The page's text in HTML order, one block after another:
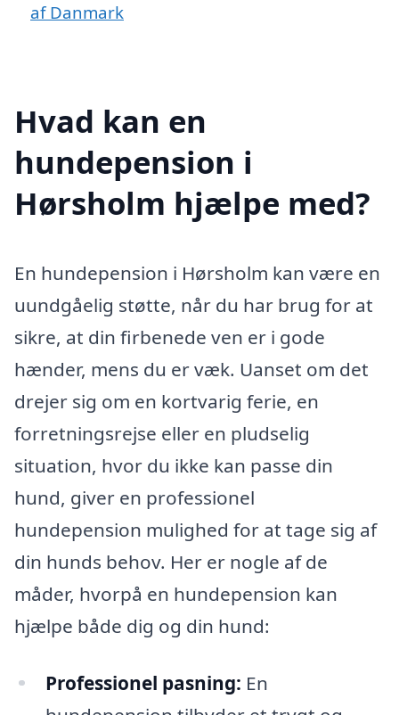
af Danmark
Hvad kan en
hundepension i
Hørsholm hjælpe med?
En hundepension i Hørsholm kan være en
uundgåelig støtte, når du har brug for at
sikre, at din firbenede ven er i gode
hænder, mens du er væk. Uanset om det
drejer sig om en kortvarig ferie, en
forretningsrejse eller en pludselig
situation, hvor du ikke kan passe din
hund, giver en professionel
hundepension mulighed for at tage sig af
din hunds behov. Her er nogle af de
måder, hvorpå en hundepension kan
hjælpe både dig og din hund:
Professionel pasning: En